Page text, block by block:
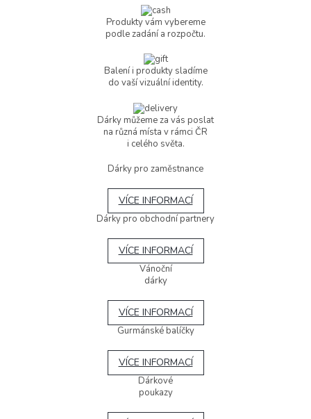
Produkty vám vybereme
podle zadání a rozpočtu.
Balení i produkty sladíme
do vaší vizuální identity.
Dárky můžeme za vás poslat
na různá místa v rámci ČR
i celého světa.
Dárky pro zaměstnance
VÍCE INFORMACÍ
Dárky pro obchodní partnery
VÍCE INFORMACÍ
Vánoční
dárky
VÍCE INFORMACÍ
Gurmánské balíčky
VÍCE INFORMACÍ
Dárkové
poukazy